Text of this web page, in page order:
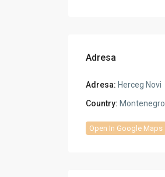
Adresa
Adresa: Herceg Novi
Country: Montenegro
Open In Google Maps